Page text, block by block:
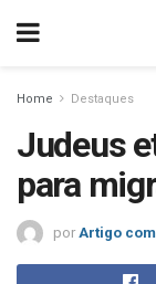
Home Destaques
Judeus
para
por Artigo